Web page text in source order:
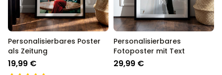
Personalisierbares Poster
als Zeitung
19,99 €
Personalisierbares
Fotoposter mit Text
29,99 €